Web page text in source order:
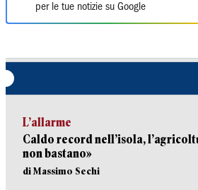
per le tue notizie su Google
L’allarme
Caldo record nell’isola,
non bastano»
di Massimo Sechi